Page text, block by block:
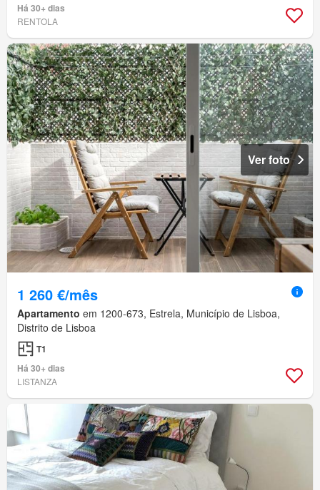
Há 30+ dias
RENTOLA
Ver foto
1 260 €/mês
Apartamento em 1200-673, Estrela, Município de Lisboa,
Distrito de Lisboa
T1
Há 30+ dias
LISTANZA